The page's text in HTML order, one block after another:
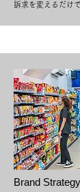
訴求を変えるだけ
Brand Strategy